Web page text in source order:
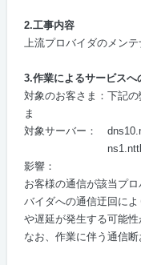
2.工事内容
上流プロバイダのメン
3.作業によるサービスへ
対象のお客さま：下記
ま
対象サーバー：
影響：
お客様の通信が該当プ
バイダへの通信迂回に
や遅延が発生する可能性
なお、作業に伴う通信